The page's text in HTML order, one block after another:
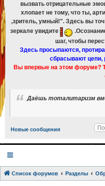
вызвать отрицательные
хлопает не тому, что ты,
,зритель, умный!". Здесь вы
зеркале увидите
шаг, чтобы
Здесь просыпаются,
сбрасывают цепи,
Вы впервые на этом форуме?
Даёшь тоталитаризм
Новые сообщения
Список форумов Разделы